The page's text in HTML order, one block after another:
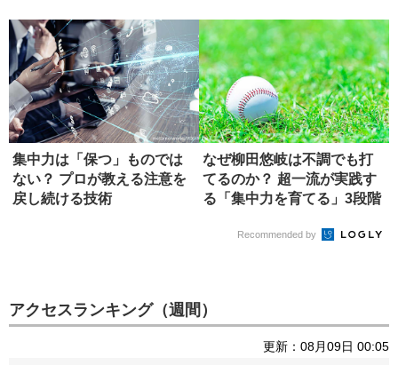
集中力は「保つ」ものでは
ない？ プロが教える注意を
戻し続ける技術
なぜ柳田悠岐は不調でも打
てるのか？ 超一流が実践す
る「集中力を育てる」3段階
Recommended by
アクセスランキング（週間）
更新：08月09日 00:05